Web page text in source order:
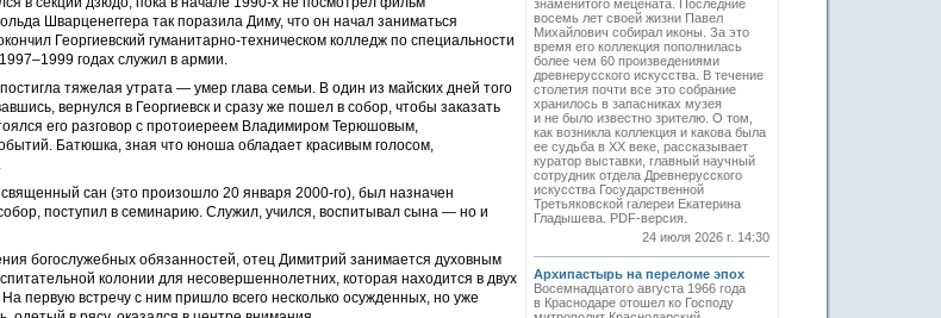
Шварценеггера так поразила Диму, что он начал заниматься
Георгиевский гуманитарно-техническом колледж по специальности
годах служил в армии.
тяжелая утрата — умер глава семьи. В один из майских дней того
вернулся в Георгиевск и сразу же пошел в собор, чтобы заказать
его разговор с протоиереем Владимиром Терюшовым,
Батюшка, зная что юноша обладает красивым голосом,
сан (это произошло 20 января 2000-го), был назначен
поступил в семинарию. Служил, учился, воспитывал сына — но и
богослужебных обязанностей, отец Димитрий занимается духовным
колонии для несовершеннолетних, которая находится в двух
На первую встречу с ним пришло всего несколько осужденных, но уже
знаменитого мецената. Последние
восемь лет своей жизни Павел
Михайлович собирал иконы. За это
время его коллекция пополнилась
более чем 60 произведениями
древнерусского искусства. В течение
столетия почти все это собрание
хранилось в запасниках музея
и не было известно зрителю. О том,
как возникла коллекция и какова была
ее судьба в ХХ веке, рассказывает
куратор выставки, главный научный
сотрудник отдела Древнерусского
искусства Государственной
Третьяковской галереи Екатерина
Гладышева. PDF-версия.
24 июля 2026 г. 14:30
Архипастырь на переломе эпох
Восемнадцатого августа 1966 года
в Краснодаре отошел ко Господу